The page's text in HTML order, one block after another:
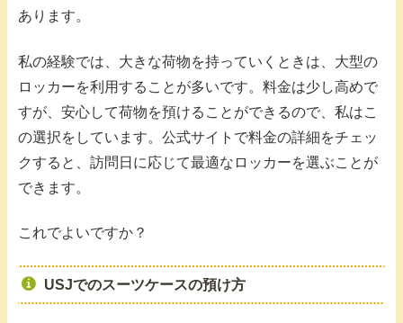
あります。
私の経験では、大きな荷物を持っていくときは、大型の
ロッカーを利用することが多いです。料金は少し高めで
すが、安心して荷物を預けることができるので、私はこ
の選択をしています。公式サイトで料金の詳細をチェッ
クすると、訪問日に応じて最適なロッカーを選ぶことが
できます。
これでよいですか？
USJでのスーツケースの預け方